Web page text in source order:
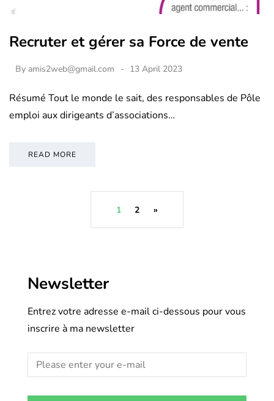
Recruter et gérer sa Force de vente
By amis2web@gmail.com 13 April 2023
Résumé Tout le monde le sait, des responsables de Pôle
emploi aux dirigeants d’associations…
READ MORE
1 2 »
Newsletter
Entrez votre adresse e-mail ci-dessous pour vous
inscrire à ma newsletter